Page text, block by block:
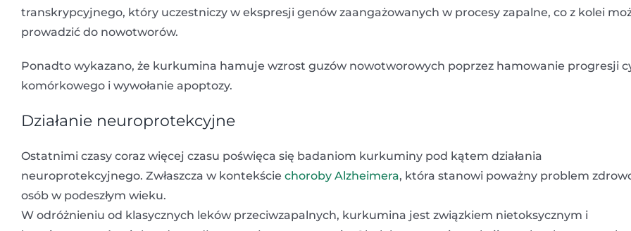
transkrypcyjnego, który uczestniczy w ekspresji genów zaangażowanych w procesy zapalne, co z kolei
prowadzić do nowotworów.
Ponadto wykazano, że kurkumina hamuje wzrost guzów nowotworowych poprzez hamowanie progresji
komórkowego i wywołanie apoptozy.
Działanie neuroprotekcyjne
Ostatnimi czasy coraz więcej czasu poświęca się badaniom kurkuminy pod kątem działania
neuroprotekcyjnego. Zwłaszcza w kontekście choroby Alzheimera, która stanowi poważny problem
osób w podeszłym wieku.
W odróżnieniu od klasycznych leków przeciwzapalnych, kurkumina jest związkiem nietoksycznym i